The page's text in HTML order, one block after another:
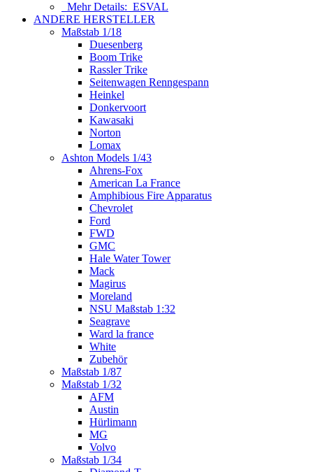
Mehr Details: ESVAL
ANDERE HERSTELLER
Maßstab 1/18
Duesenberg
Boom Trike
Rassler Trike
Seitenwagen Renngespann
Heinkel
Donkervoort
Kawasaki
Norton
Lomax
Ashton Models 1/43
Ahrens-Fox
American La France
Amphibious Fire Apparatus
Chevrolet
Ford
FWD
GMC
Hale Water Tower
Mack
Magirus
Moreland
NSU Maßstab 1:32
Seagrave
Ward la france
White
Zubehör
Maßstab 1/87
Maßstab 1/32
AFM
Austin
Hürlimann
MG
Volvo
Maßstab 1/34